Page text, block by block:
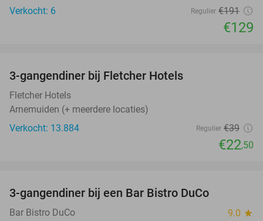
Verkocht: 6 Regulier €191
€129
3-gangendiner bij Fletcher Hotels
Fletcher Hotels
Arnemuiden (+ meerdere locaties)
Verkocht: 13.884
Regulier €39
€22,50
3-gangendiner bij een Bar Bistro DuCo
Bar Bistro DuCo 9.0 star